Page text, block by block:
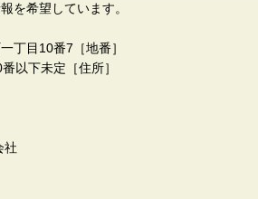
を希望しています。
丁目10番7［地番］
以下未定［住所］
社